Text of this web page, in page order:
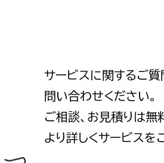
サービスに関するご質
問い合わせください。
ご相談、お見積りは無
より詳しくサービスを